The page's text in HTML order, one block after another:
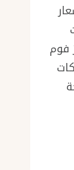
فوم